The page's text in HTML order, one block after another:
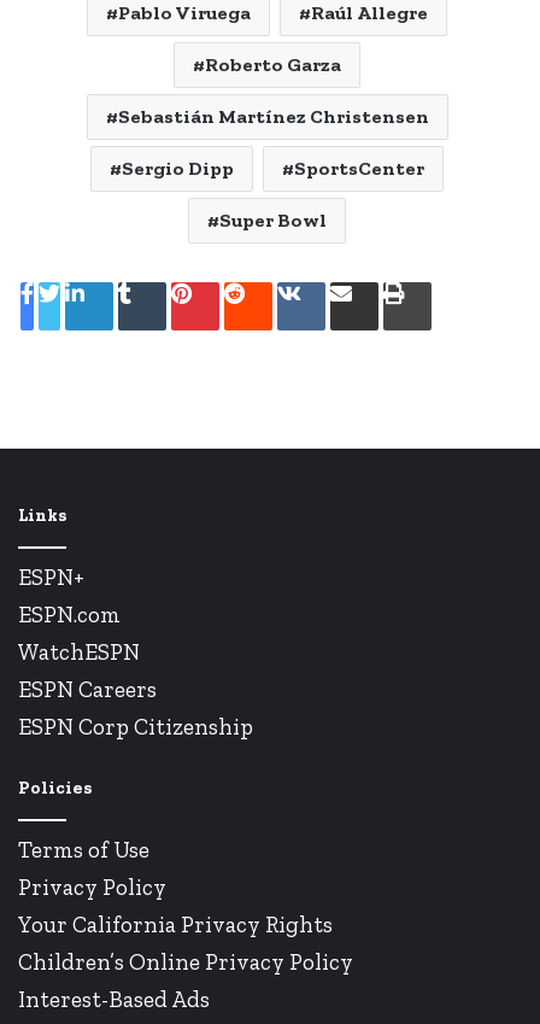
Pablo Viruega Raúl Allegre
Roberto Garza
Sebastián Martínez Christensen
Sergio Dipp SportsCenter
Super Bowl
LinkedIn
TumblrPinterestRedditVKontakte
SharePrint
Links
ESPN+
ESPN.com
WatchESPN
ESPN Careers
ESPN Corp Citizenship
Policies
Terms of Use
Privacy Policy
Your California Privacy Rights
Children’s Online Privacy Policy
Interest-Based Ads